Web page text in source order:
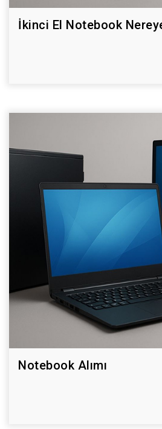
İkinci El Notebook
Notebook Alımı